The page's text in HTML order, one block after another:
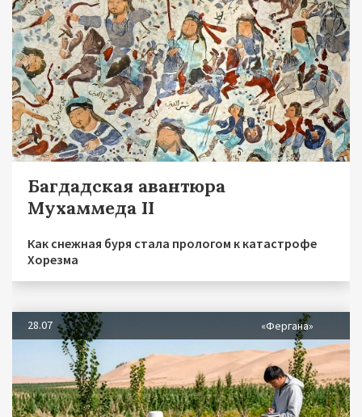
Багдадская авантюра
Мухаммеда II
Как снежная буря стала прологом к катастрофе
Хорезма
28.07 «Фергана»